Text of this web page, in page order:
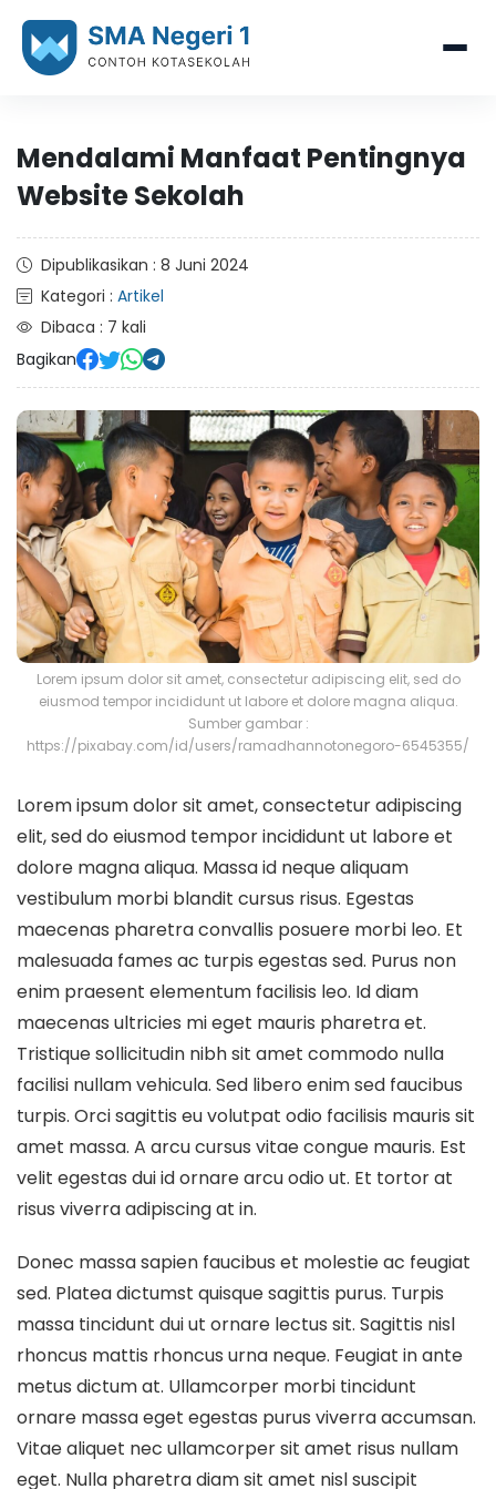
Mendalami Manfaat Pentingnya
Website Sekolah
Dipublikasikan : 8 Juni 2024
Kategori : Artikel
Dibaca : 7 kali
Bagikan
Lorem ipsum dolor sit amet, consectetur adipiscing elit, sed do
eiusmod tempor incididunt ut labore et dolore magna aliqua.
Sumber gambar :
https://pixabay.com/id/users/ramadhannotonegoro-6545355/
Lorem ipsum dolor sit amet, consectetur adipiscing
elit, sed do eiusmod tempor incididunt ut labore et
dolore magna aliqua. Massa id neque aliquam
vestibulum morbi blandit cursus risus. Egestas
maecenas pharetra convallis posuere morbi leo. Et
malesuada fames ac turpis egestas sed. Purus non
enim praesent elementum facilisis leo. Id diam
maecenas ultricies mi eget mauris pharetra et.
Tristique sollicitudin nibh sit amet commodo nulla
facilisi nullam vehicula. Sed libero enim sed faucibus
turpis. Orci sagittis eu volutpat odio facilisis mauris sit
amet massa. A arcu cursus vitae congue mauris. Est
velit egestas dui id ornare arcu odio ut. Et tortor at
risus viverra adipiscing at in.
Donec massa sapien faucibus et molestie ac feugiat
sed. Platea dictumst quisque sagittis purus. Turpis
massa tincidunt dui ut ornare lectus sit. Sagittis nisl
rhoncus mattis rhoncus urna neque. Feugiat in ante
metus dictum at. Ullamcorper morbi tincidunt
ornare massa eget egestas purus viverra accumsan.
Vitae aliquet nec ullamcorper sit amet risus nullam
eget. Nulla pharetra diam sit amet nisl suscipit